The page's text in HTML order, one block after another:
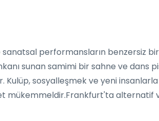
performansların benzersiz bir
sunan samimi bir sahne ve dans
sosyalleşmek ve yeni
alternatif